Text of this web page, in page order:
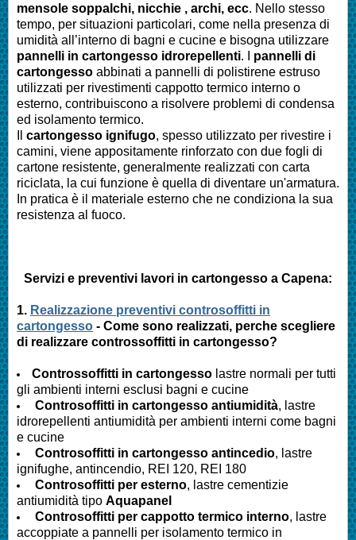
mensole soppalchi, nicchie , archi, ecc. Nello stesso
tempo, per situazioni particolari, come nella presenza di
umidità all’interno di bagni e cucine e bisogna utilizzare
pannelli in cartongesso idrorepellenti. I pannelli di
cartongesso abbinati a pannelli di polistirene estruso
utilizzati per rivestimenti cappotto termico interno o
esterno, contribuiscono a risolvere problemi di condensa
ed isolamento termico.
cartongesso ignifugo, spesso utilizzato per rivestire i
camini, viene appositamente rinforzato con due fogli di
cartone resistente, generalmente realizzati con carta
riciclata, la cui funzione è quella di diventare un'armatura.
In pratica è il materiale esterno che ne condiziona la sua
resistenza al fuoco.
Servizi e preventivi lavori in cartongesso a Capena:
1. Realizzazione preventivi controsoffitti in
cartongesso - Come sono realizzati, perche scegliere
di realizzare controssoffitti in cartongesso?
Controssoffitti in cartongesso lastre normali per tutti
gli ambienti interni esclusi bagni e cucine
Controsoffitti in cartongesso antiumidità, lastre
idrorepellenti antiumidità per ambienti interni come bagni
e cucine
Controsoffitti in cartongesso antincedio, lastre
ignifughe, antincendio, REI 120, REI 180
Controsoffitti per esterno, lastre cementizie
antiumidità tipo Aquapanel
Controsoffitti per cappotto termico interno, lastre
accoppiate a pannelli per isolamento termico in